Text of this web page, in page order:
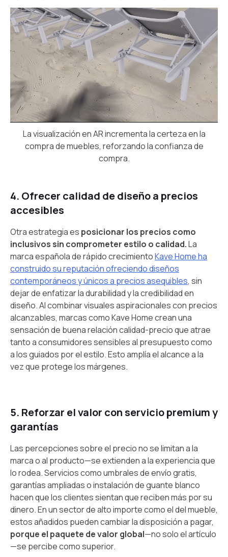
La visualización en AR incrementa la certeza en la
compra de muebles, reforzando la confianza de
compra.
4. Ofrecer calidad de diseño a precios
accesibles
Otra estrategia es posicionar los precios como
inclusivos sin comprometer estilo o calidad.La
marca española de rápido crecimientoKave Home ha
construido su reputación ofreciendo diseños
contemporáneos y únicos a precios asequibles, sin
dejar de enfatizar la durabilidad y la credibilidad en
diseño. Al combinar visuales aspiracionales con precios
alcanzables, marcas como Kave Home crean una
sensación de buena relación calidad-precio que atrae
tanto a consumidores sensibles al presupuesto como
a los guiados por el estilo. Esto amplía el alcance a la
vez que protege los márgenes.
5. Reforzar el valor con servicio premium y
garantías
Las percepciones sobre el precio no se limitan a la
marca o al producto—se extienden a la experiencia que
lo rodea. Servicios como umbrales de envío gratis,
garantías ampliadas o instalación de guante blanco
hacen que los clientes sientan que reciben más por su
dinero. En un sector de alto importe como el del mueble,
estos añadidos pueden cambiar la disposición a pagar,
porque el paquete de valor global—no solo el artículo
—se percibe como superior.